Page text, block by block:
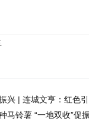
兴 | 连城文亨：红色
马铃薯 “一地双收”促